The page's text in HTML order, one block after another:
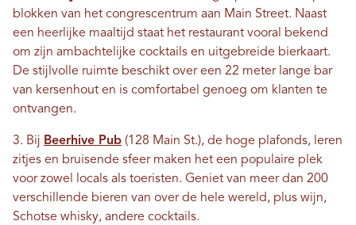
blokken van het congrescentrum aan Main Street. Naast
een heerlijke maaltijd staat het restaurant vooral bekend
om zijn ambachtelijke cocktails en uitgebreide bierkaart.
De stijlvolle ruimte beschikt over een 22 meter lange bar
van kersenhout en is comfortabel genoeg om klanten te
ontvangen.
3. Bij Beerhive Pub (128 Main St.), de hoge plafonds, leren
zitjes en bruisende sfeer maken het een populaire plek
voor zowel locals als toeristen. Geniet van meer dan 200
verschillende bieren van over de hele wereld, plus wijn,
Schotse whisky, andere cocktails.